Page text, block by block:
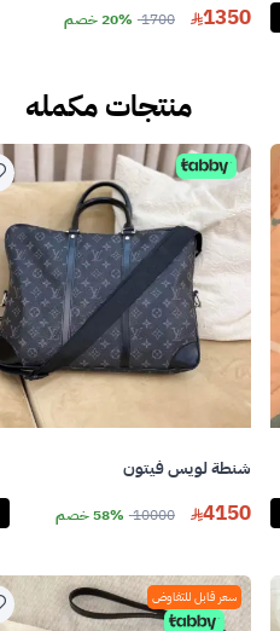
1350
1700 20% خصم
منتجات مكمله
شنطة لويس فيتون
4150
10000 58% خصم
سعر قابل للتفاوض